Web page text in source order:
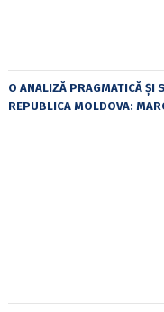
O ANALIZĂ PRAGMATICĂ ȘI
REPUBLICA MOLDOVA: